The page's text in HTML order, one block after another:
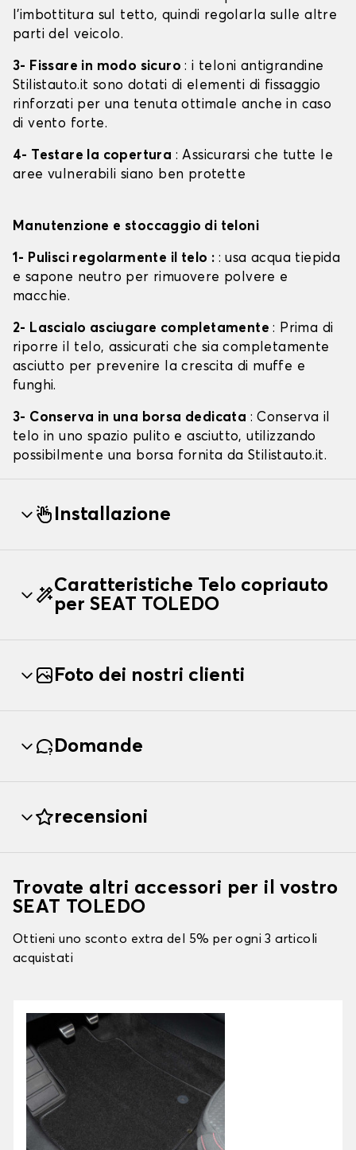
l'imbottitura sul tetto, quindi regolarla sulle altre
parti del veicolo.
3- Fissare in modo sicuro: i teloni antigrandine
Stilistauto.it sono dotati di elementi di fissaggio
rinforzati per una tenuta ottimale anche in caso
di vento forte.
4- Testare la copertura : Assicurarsi che tutte le
aree vulnerabili siano ben protette
Manutenzione e stoccaggio di teloni
1- Pulisci regolarmente il telo : : usa acqua tiepida
e sapone neutro per rimuovere polvere e
macchie.
2- Lascialo asciugare completamente: Prima di
riporre il telo, assicurati che sia completamente
asciutto per prevenire la crescita di muffe e
funghi.
3- Conserva in una borsa dedicata : Conserva il
telo in uno spazio pulito e asciutto, utilizzando
possibilmente una borsa fornita da Stilistauto.it.
Installazione
Caratteristiche Telo copriauto
per SEAT TOLEDO
Foto dei nostri clienti
Domande
recensioni
Trovate altri accessori per il vostro
SEAT TOLEDO
Ottieni uno sconto extra del 5% per ogni 3 articoli
acquistati